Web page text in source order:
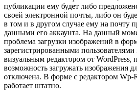
публикации ему будет либо
своей электронной почты, либо он
в том и в другом случае ему на почту
данными его аккаунта. На данный
проблема загрузки изображений в
зарегистрированными
визуальным редактором от WordPress,
возможность загружать изображения
отключена. В форме с редактором Wp-
работает штатно.